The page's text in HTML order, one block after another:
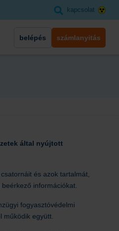
kapcsolat
belépés számlanyitás
által nyújtott
és azok tartalmát,
információkat.
fogyasztóvédelmi
együtt.